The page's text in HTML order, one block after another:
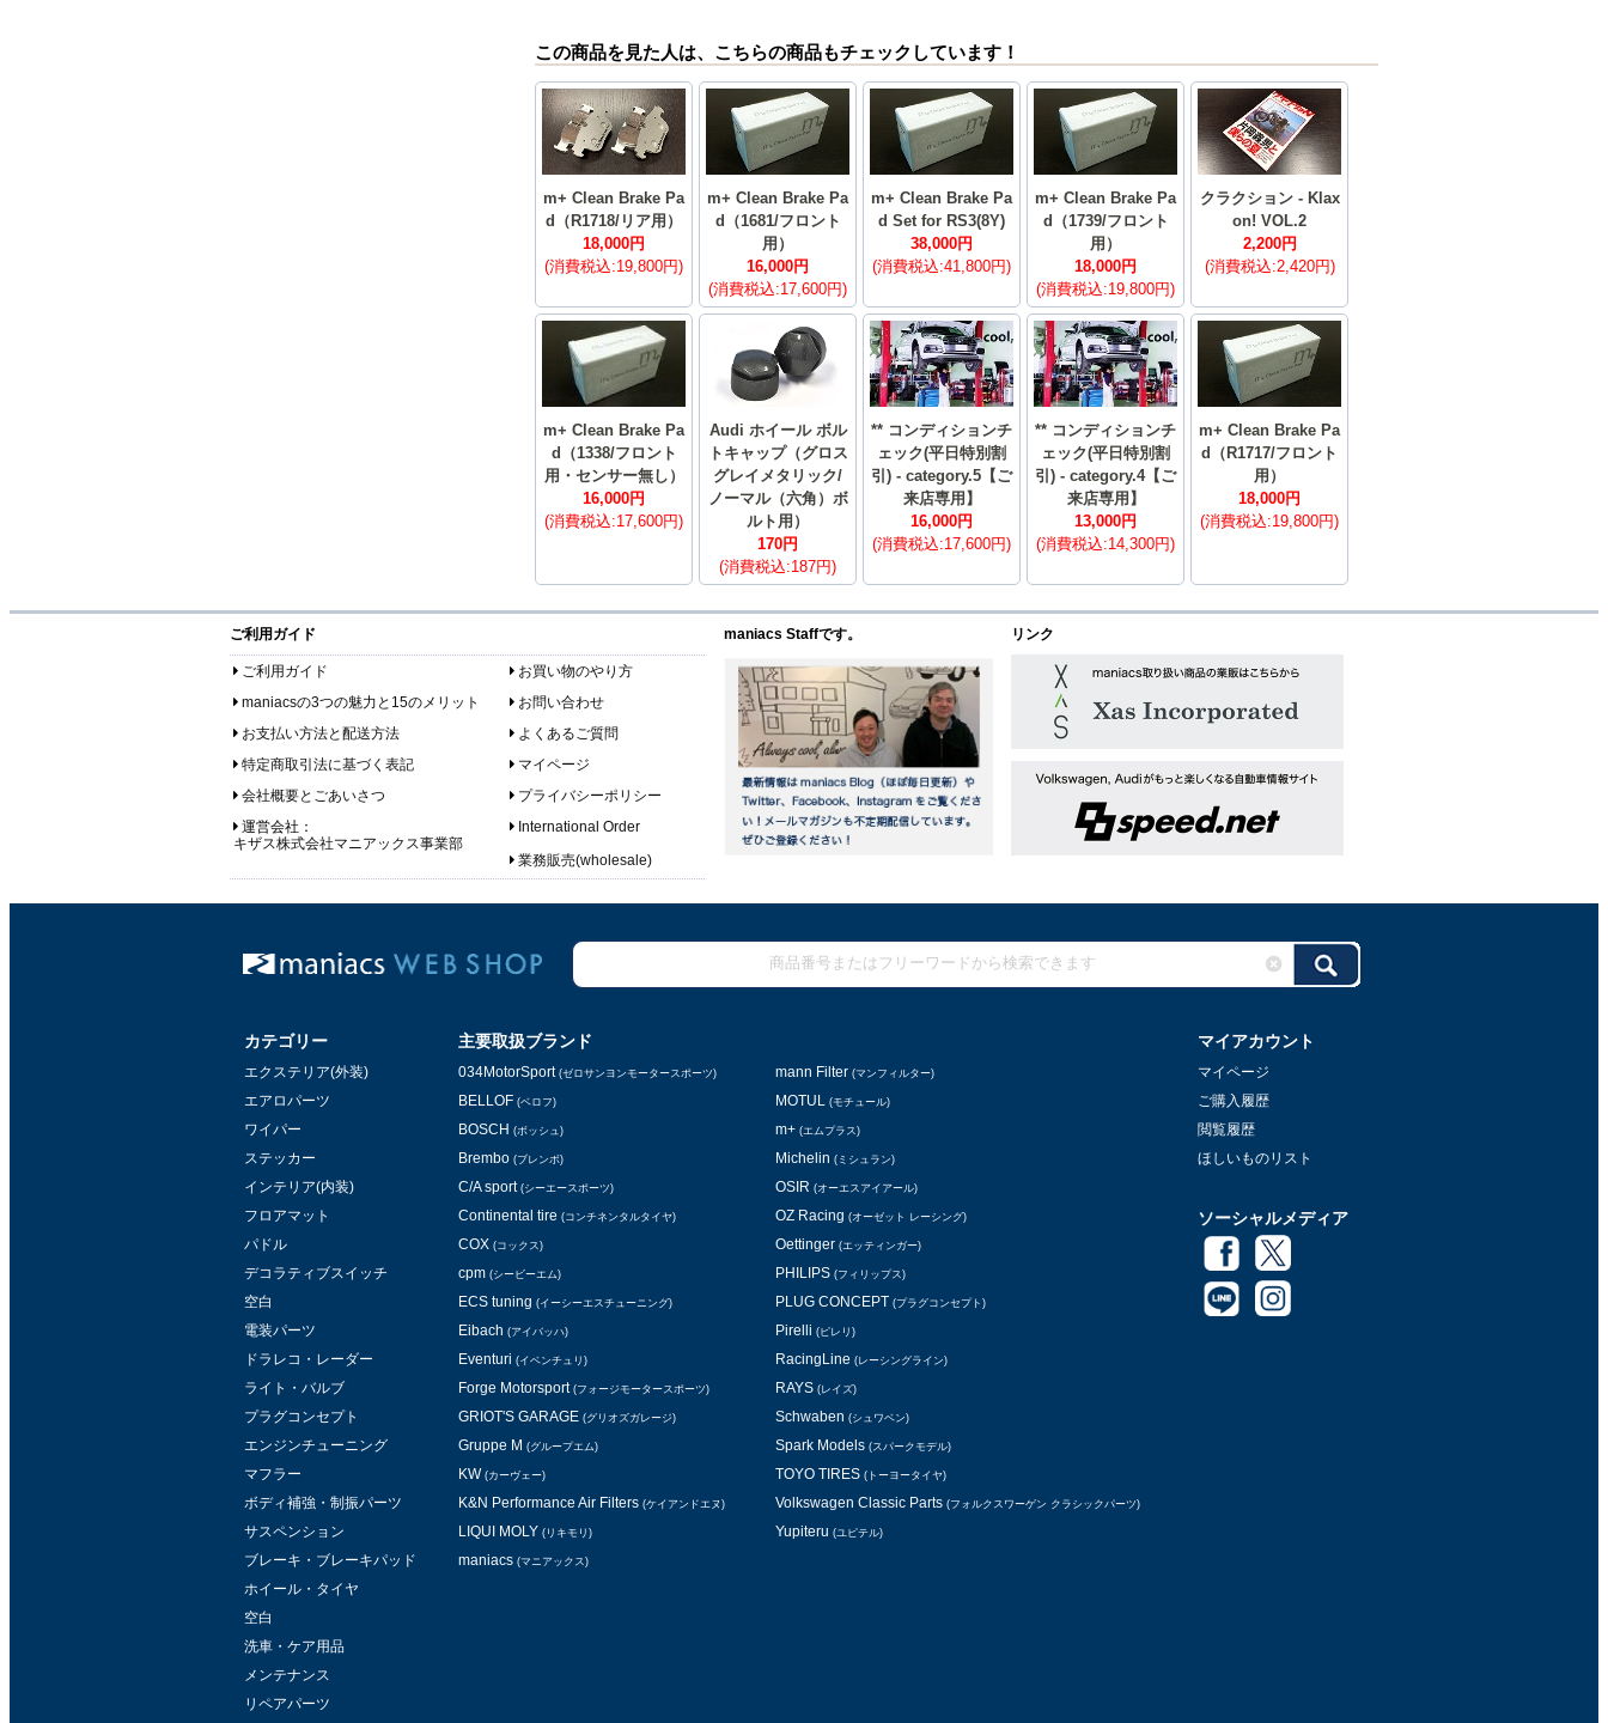
この商品を見た人は、こちらの商品もチェックしています！
m+ Clean Brake Pa
d（R1718/リア用）
18,000円
(消費税込:19,800円)
m+ Clean Brake Pa
d（1681/フロント
用）
16,000円
(消費税込:17,600円)
m+ Clean Brake Pa
d Set for RS3(8Y)
38,000円
(消費税込:41,800円)
m+ Clean Brake Pa
d（1739/フロント
用）
18,000円
(消費税込:19,800円)
クラクション - Klax
on! VOL.2
2,200円
(消費税込:2,420円)
m+ Clean Brake Pa
d（1338/フロント
用・センサー無し）
16,000円
(消費税込:17,600円)
Audi ホイール ボル
トキャップ（グロス
グレイメタリック/
ノーマル（六角）ボ
ルト用）
170円
(消費税込:187円)
** コンディションチ
ェック(平日特別割
引) - category.5【ご
来店専用】
16,000円
(消費税込:17,600円)
** コンディションチ
ェック(平日特別割
引) - category.4【ご
来店専用】
13,000円
(消費税込:14,300円)
m+ Clean Brake Pa
d（R1717/フロント
用）
18,000円
(消費税込:19,800円)
ご利用ガイド
ご利用ガイド
お買い物のやり方
maniacsの3つの魅力と15のメリット
お問い合わせ
お支払い方法と配送方法
よくあるご質問
特定商取引法に基づく表記
マイページ
会社概要とごあいさつ
プライバシーポリシー
運営会社：
キザス株式会社マニアックス事業部
International Order
業務販売(wholesale)
maniacs Staffです。 リンク
カテゴリー
エクステリア(外装)
エアロパーツ
ワイパー
ステッカー
インテリア(内装)
フロアマット
パドル
デコラティブスイッチ
空白
電装パーツ
ドラレコ・レーダー
ライト・バルブ
プラグコンセプト
エンジンチューニング
マフラー
ボディ補強・制振パーツ
サスペンション
ブレーキ・ブレーキパッド
ホイール・タイヤ
空白
洗車・ケア用品
メンテナンス
リペアパーツ
主要取扱ブランド
034MotorSport (ゼロサンヨンモータースポーツ)
BELLOF (ベロフ)
BOSCH (ボッシュ)
Brembo (ブレンボ)
C/A sport (シーエースポーツ)
Continental tire (コンチネンタルタイヤ)
COX (コックス)
cpm (シービーエム)
ECS tuning (イーシーエスチューニング)
Eibach (アイバッハ)
Eventuri (イベンチュリ)
Forge Motorsport (フォージモータースポーツ)
GRIOT'S GARAGE (グリオズガレージ)
Gruppe M (グループエム)
KW (カーヴェー)
K&N Performance Air Filters (ケイアンドエヌ)
LIQUI MOLY (リキモリ)
maniacs (マニアックス)
mann Filter (マンフィルター)
MOTUL (モチュール)
m+ (エムプラス)
Michelin (ミシュラン)
OSIR (オーエスアイアール)
OZ Racing (オーゼット レーシング)
Oettinger (エッティンガー)
PHILIPS (フィリップス)
PLUG CONCEPT (プラグコンセプト)
Pirelli (ピレリ)
RacingLine (レーシングライン)
RAYS (レイズ)
Schwaben (シュワベン)
Spark Models (スパークモデル)
TOYO TIRES (トーヨータイヤ)
Volkswagen Classic Parts (フォルクスワーゲン クラシックパーツ)
Yupiteru (ユピテル)
マイアカウント
マイページ
ご購入履歴
閲覧履歴
ほしいものリスト
ソーシャルメディア